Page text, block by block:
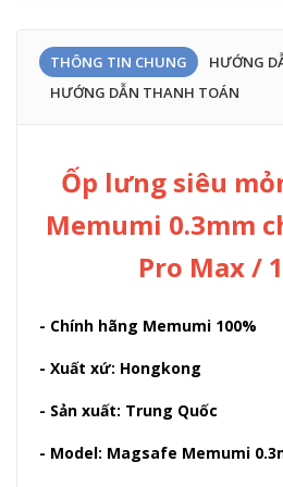
THÔNG TIN CHUNG
HƯỚNG
HƯỚNG DẪN THANH TOÁN
Ốp lưng siêu
Memumi 0.3mm
Pro Max /
- Chính hãng Memumi 100%
- Xuất xứ: Hongkong
- Sản xuất: Trung Quốc
- Model: Magsafe Memumi